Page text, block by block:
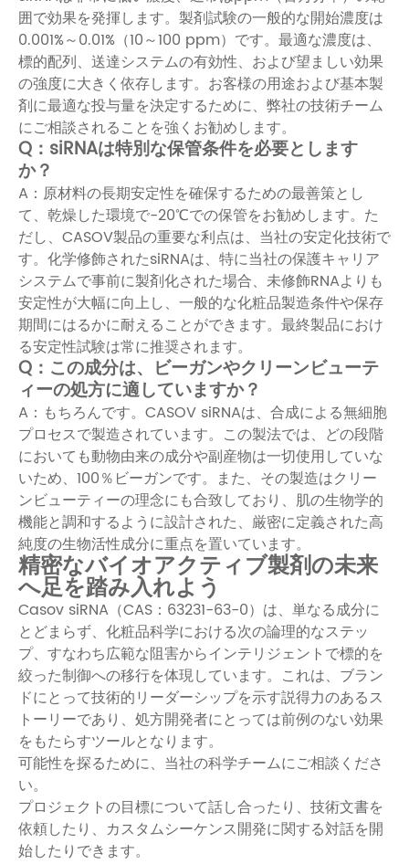
囲で効果を発揮します。製剤試験の一般的な開始濃度は
0.001%～0.01%（10～100 ppm）です。最適な濃度は、
標的配列、送達システムの有効性、および望ましい効果
の強度に大きく依存します。お客様の用途および基本製
剤に最適な投与量を決定するために、弊社の技術チーム
にご相談されることを強くお勧めします。
Q：siRNAは特別な保管条件を必要とします
か？
A：原材料の長期安定性を確保するための最善策とし
て、乾燥した環境で-20℃での保管をお勧めします。た
だし、CASOV製品の重要な利点は、当社の安定化技術で
す。化学修飾されたsiRNAは、特に当社の保護キャリア
システムで事前に製剤化された場合、未修飾RNAよりも
安定性が大幅に向上し、一般的な化粧品製造条件や保存
期間にはるかに耐えることができます。最終製品におけ
る安定性試験は常に推奨されます。
Q：この成分は、ビーガンやクリーンビューテ
ィーの処方に適していますか？
A：もちろんです。CASOV siRNAは、合成による無細胞
プロセスで製造されています。この製法では、どの段階
においても動物由来の成分や副産物は一切使用していな
いため、100％ビーガンです。また、その製造はクリー
ンビューティーの理念にも合致しており、肌の生物学的
機能と調和するように設計された、厳密に定義された高
純度の生物活性成分に重点を置いています。
精密なバイオアクティブ製剤の未来
へ足を踏み入れよう
Casov siRNA（CAS：63231-63-0）は、単なる成分に
とどまらず、化粧品科学における次の論理的なステッ
プ、すなわち広範な阻害からインテリジェントで標的を
絞った制御への移行を体現しています。これは、ブラン
ドにとって技術的リーダーシップを示す説得力のあるス
トーリーであり、処方開発者にとっては前例のない効果
をもたらすツールとなります。
可能性を探るために、当社の科学チームにご相談くださ
い。
プロジェクトの目標について話し合ったり、技術文書を
依頼したり、カスタムシーケンス開発に関する対話を開
始したりできます。